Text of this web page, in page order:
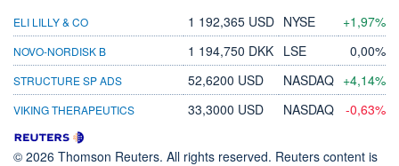
ELI LILLY & CO 1 192,365 USD NYSE +1,97%
NOVO-NORDISK B 1 194,750 DKK LSE 0,00%
STRUCTURE SP ADS 52,6200 USD NASDAQ +4,14%
VIKING THERAPEUTICS 33,3000 USD NASDAQ -0,63%
© 2026 Thomson Reuters. All rights reserved. Reuters content is